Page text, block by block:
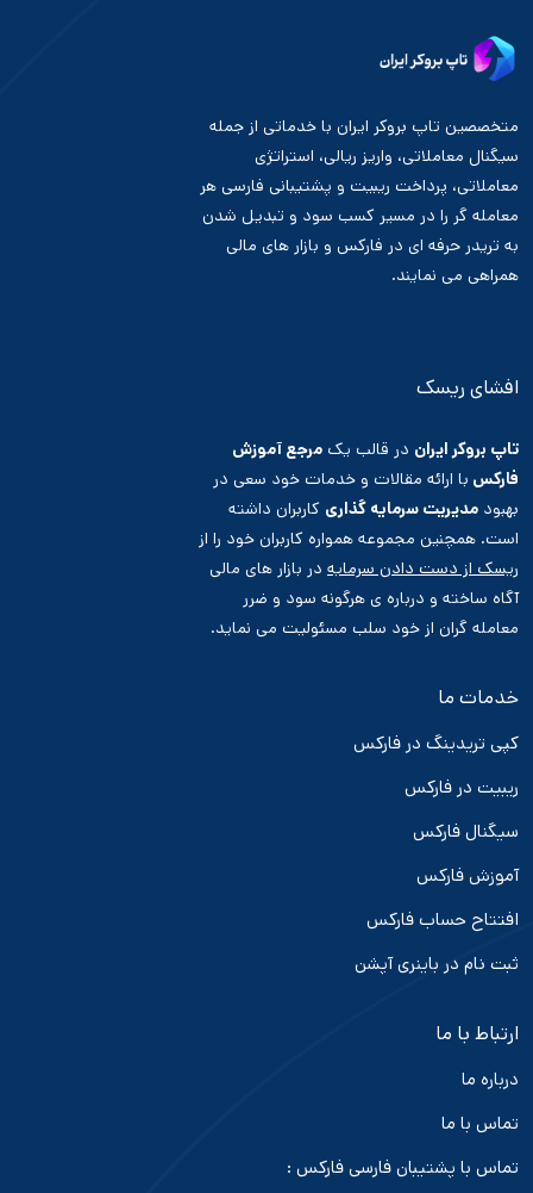
متخصصین تاپ بروکر ایران با خدماتی از جمله
سیگنال معاملاتی، واریز ریالی، استراتژی
معاملاتی، پرداخت ریبیت و پشتیبانی فارسی هر
معامله گر را در مسیر کسب سود و تبدیل شدن
به تریدر حرفه ای در فارکس و بازار های مالی
همراهی می نمایند.
افشای ریسک
تاپ بروکر ایران در قالب یک مرجع آموزش
فارکس با ارائه مقالات و خدمات خود سعی در
بهبود مدیریت سرمایه گذاری کاربران داشته
است. همچنین مجموعه همواره کاربران خود را از
ریسک از دست دادن سرمایه در بازار های مالی
آگاه ساخته و درباره ی هرگونه سود و ضرر
معامله گران از خود سلب مسئولیت می نماید.
خدمات ما
کپی تریدینگ در فارکس
ریبیت در فارکس
سیگنال فارکس
آموزش فارکس
افتتاح حساب فارکس
ثبت نام در باینری آپشن
ارتباط با ما
درباره ما
تماس با ما
تماس با پشتیبان فارسی فارکس :